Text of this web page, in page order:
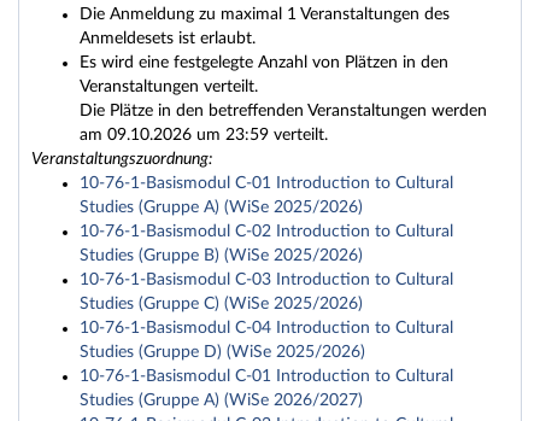
Die Anmeldung zu maximal 1 Veranstaltungen des
Anmeldesets ist erlaubt.
Es wird eine festgelegte Anzahl von Plätzen in den
Veranstaltungen verteilt.
Die Plätze in den betreffenden Veranstaltungen werden
am 09.10.2026 um 23:59 verteilt.
Veranstaltungszuordnung:
10-76-1-Basismodul C-01 Introduction to Cultural
Studies (Gruppe A) (WiSe 2025/2026)
10-76-1-Basismodul C-02 Introduction to Cultural
Studies (Gruppe B) (WiSe 2025/2026)
10-76-1-Basismodul C-03 Introduction to Cultural
Studies (Gruppe C) (WiSe 2025/2026)
10-76-1-Basismodul C-04 Introduction to Cultural
Studies (Gruppe D) (WiSe 2025/2026)
10-76-1-Basismodul C-01 Introduction to Cultural
Studies (Gruppe A) (WiSe 2026/2027)